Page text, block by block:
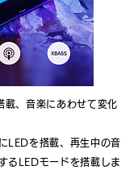
載、音楽にあわせて変化
LEDを搭載、再生中の音
るLEDモードを搭載しま